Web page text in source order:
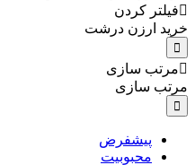
فیلتر کردن
خرید ارزن درشت
مرتب سازی
مرتب سازی
پیشفرض
محبوبیت